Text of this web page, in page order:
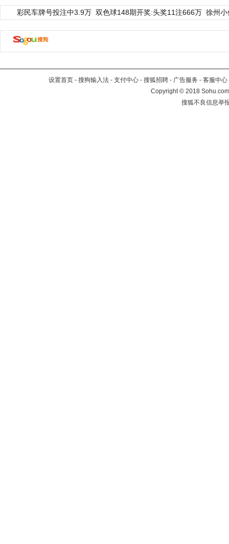
彩民车牌号投注中3.9万 双色球148期开奖:头奖11注666万 徐州
设置首页 - 搜狗输入法 - 支付中心 - 搜狐招聘 - 广告服务 - 客服中心
Copyright©2018
搜狐不良信息举